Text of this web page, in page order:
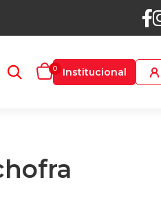
0 Institucional